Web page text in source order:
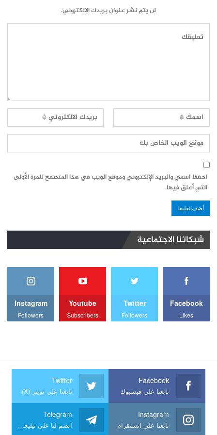
لن يتم نشر عنوان بريدك الإلكتروني.
احفظ اسمي والبريد الإلكتروني وموقع الويب في هذا المتصفح للمرة الأولى
التي أعلق فيها.
شبكاتنا الاجتماعية
Facebook
Likes
Twitter
Followers
Youtube
Subscribers
Instagram
Followers
Facebook
تابعنا على فيسبوك
Twitter
تابعنا على تويتر (X)
Instagram
تابعنا على انستقرام
Telegram
انضم لنا على تيليجرام